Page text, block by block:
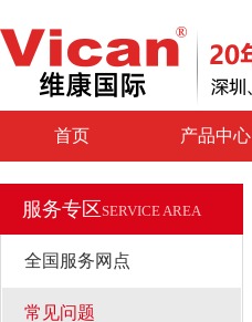
首页 产品中心
服务专区 SERVICE AREA
全国服务网点
常见问题